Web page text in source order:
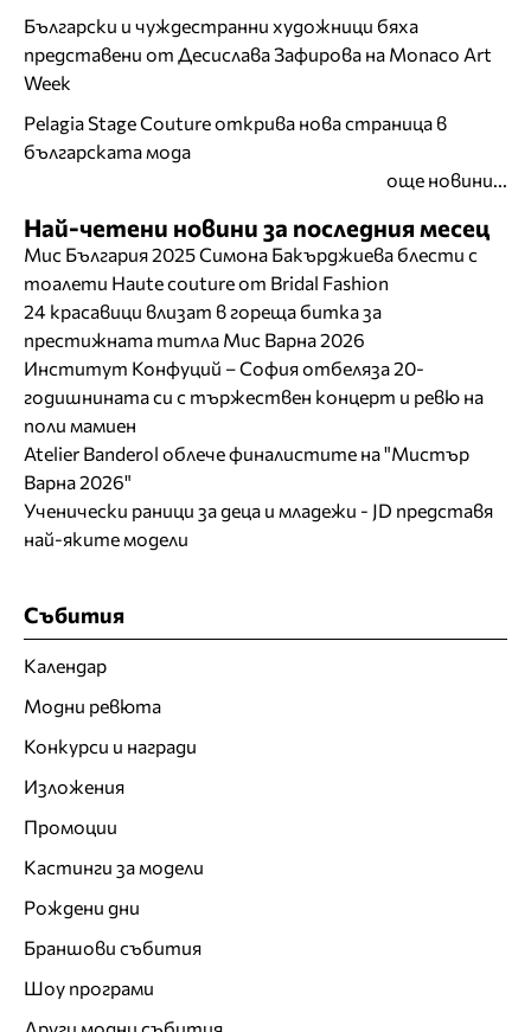
Български и чуждестранни художници бяха
представени от Десислава Зафирова на Monaco Art
Week
Pelagia Stage Couture открива нова страница в
българската мода
още новини...
Най-четени новини за последния месец
Мис България 2025 Симона Бакърджиева блести с
тоалети Haute couture от Bridal Fashion
24 красавици влизат в гореща битка за
престижната титла Мис Варна 2026
Институт Конфуций – София отбеляза 20-
годишнината си с тържествен концерт и ревю на
поли мамиен
Atelier Banderol облече финалистите на "Мистър
Варна 2026"
Ученически раници за деца и младежи - JD представя
най-яките модели
Събития
Календар
Модни ревюта
Конкурси и награди
Изложения
Промоции
Кастинги за модели
Рождени дни
Браншови събития
Шоу програми